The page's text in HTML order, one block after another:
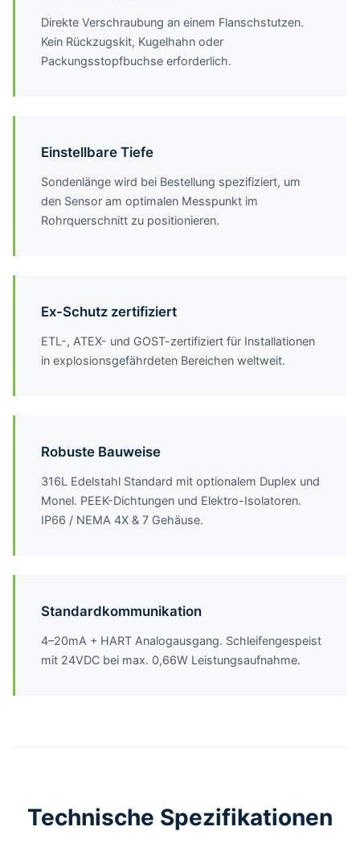
Direkte Verschraubung an einem Flanschstutzen.
Kein Rückzugskit, Kugelhahn oder
Packungsstopfbuchse erforderlich.
Einstellbare Tiefe
Sondenlänge wird bei Bestellung spezifiziert, um
den Sensor am optimalen Messpunkt im
Rohrquerschnitt zu positionieren.
Ex-Schutz zertifiziert
ETL-, ATEX- und GOST-zertifiziert für Installationen
in explosionsgefährdeten Bereichen weltweit.
Robuste Bauweise
316L Edelstahl Standard mit optionalem Duplex und
Monel. PEEK-Dichtungen und Elektro-Isolatoren.
IP66 / NEMA 4X & 7 Gehäuse.
Standardkommunikation
4–20mA + HART Analogausgang. Schleifengespeist
mit 24VDC bei max. 0,66W Leistungsaufnahme.
Technische Spezifikationen